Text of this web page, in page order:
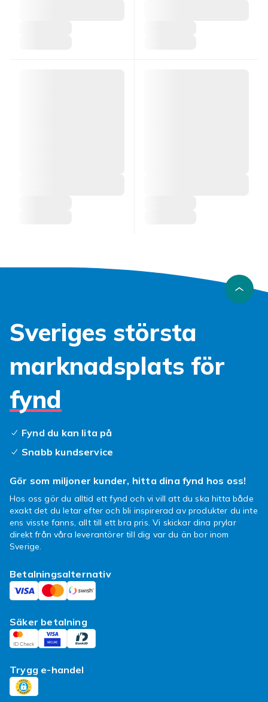
Sveriges största
marknadsplats för
fynd
Fynd du kan lita på
Snabb kundservice
Gör som miljoner kunder, hitta dina fynd hos oss!
Hos oss gör du alltid ett fynd och vi vill att du ska hitta både
exakt det du letar efter och bli inspirerad av produkter du inte
ens visste fanns, allt till ett bra pris. Vi skickar dina prylar
direkt från våra leverantörer till dig var du än bor inom
Sverige.
Betalningsalternativ
Säker betalning
Trygg e-handel